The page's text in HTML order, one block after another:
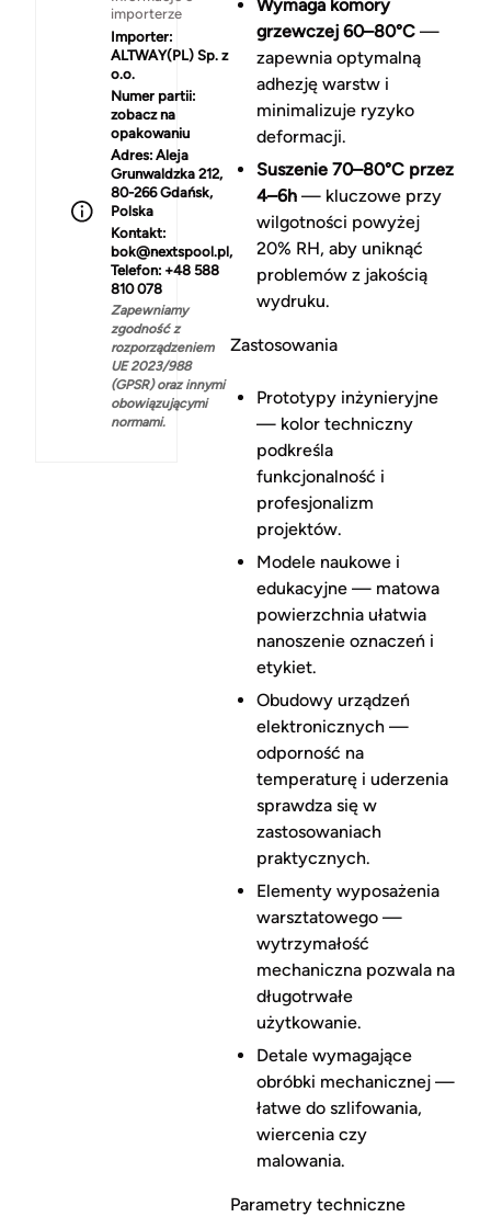
importerze
Importer:
ALTWAY(PL) Sp. z
o.o.
Numer partii:
zobacz na
opakowaniu
Adres: Aleja
Grunwaldzka 212,
80-266 Gdańsk,
Polska
Kontakt:
bok@nextspool.pl,
Telefon: +48 588
810 078
Zapewniamy
zgodność z
rozporządzeniem
UE 2023/988
(GPSR) oraz innymi
obowiązującymi
normami.
Wymaga komory
grzewczej 60–80°C—
zapewnia optymalną
adhezję warstw i
minimalizuje ryzyko
deformacji.
Suszenie 70–80°C przez
4–6h— kluczowe przy
wilgotności powyżej
20% RH, aby uniknąć
problemów z jakością
wydruku.
Zastosowania
Prototypy inżynieryjne
— kolor techniczny
podkreśla
funkcjonalność i
profesjonalizm
projektów.
Modele naukowe i
edukacyjne — matowa
powierzchnia ułatwia
nanoszenie oznaczeń i
etykiet.
Obudowy urządzeń
elektronicznych —
odporność na
temperaturę i uderzenia
sprawdza się w
zastosowaniach
praktycznych.
Elementy wyposażenia
warsztatowego —
wytrzymałość
mechaniczna pozwala na
długotrwałe
użytkowanie.
Detale wymagające
obróbki mechanicznej —
łatwe do szlifowania,
wiercenia czy
malowania.
Parametry techniczne